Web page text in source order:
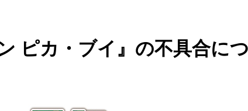
ピカ・ブイ』の不具合に